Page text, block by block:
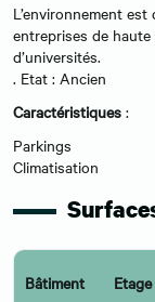
L’environnement
entreprises de
d’universités.
. Etat : Ancien
Caractéristiques :
Parkings
Climatisation
Bâtiment Etage